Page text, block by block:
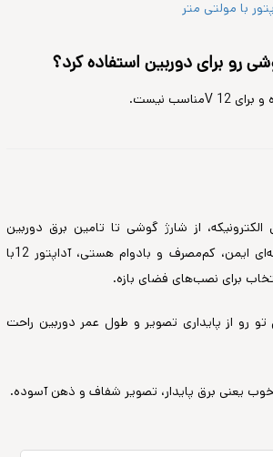
با مولتی متر
رو برای دوربین استفاده کرد؟
و برای 12 Vمناسب نیست.
از شارژ گوشی تا تامین برق دوربین
ایمن، کم‌مصرف و بادوام هستی، آداپتور 12ب
ا
برای نصب‌های فضای بازه.
تو رو از پایداری تصویر و طول عمر دوربین راحت
یعنی برق پایدار، تصویر شفاف و ذهن آسوده.